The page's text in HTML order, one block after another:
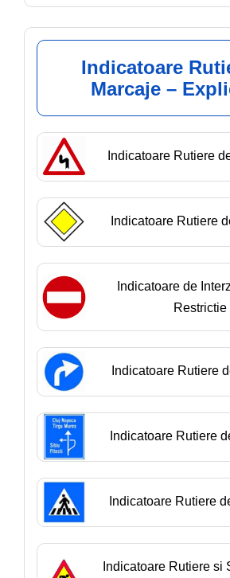
Indicatoare
Marcaje –
Indicatoare Rutiere
Indicatoare Rutiere
Indicatoare de
Restrictie
Indicatoare Rutiere
Indicatoare Rutiere
Indicatoare Rutiere
Indicatoare Rutiere si